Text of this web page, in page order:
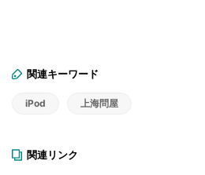
関連キーワード
iPod 上海問屋
関連リンク